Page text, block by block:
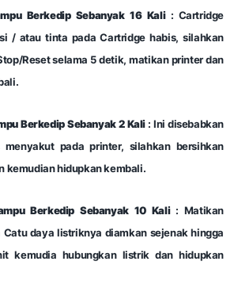
Berkedip Sebanyak 16 Kali: Cartridge
/ atau tinta pada Cartridge habis, silahkan
Reset selama 5 detik, matikan printer dan
Berkedip Sebanyak 2 Kali : Ini disebabkan
menyakut pada printer, silahkan bersihkan
kemudian hidupkan kembali.
Berkedip Sebanyak 10 Kali: Matikan
Catu daya listriknya diamkan sejenak hingga
kemudia hubungkan listrik dan hidupkan